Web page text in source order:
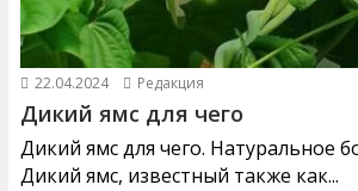
22.04.2024 Редакция
Дикий ямс для чего
Дикий ямс для чего. Натуральное
Дикий ямс, известный также как...